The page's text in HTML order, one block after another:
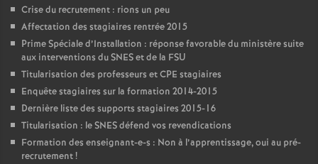
Crise du recrutement : rions un peu
Affectation des stagiaires rentrée 2015
Prime Spéciale d’Installation : réponse favorable du ministère suite
aux interventions duSNESet de la FSU
Titularisation des professeurs etCPE stagiaires
Enquête stagiaires sur la formation 2014-2015
Dernière liste des supports stagiaires 2015-16
Titularisation : leSNESdéfend vos revendications
Formation des enseignant-e-s : Non à l’apprentissage, oui au pré-
recrutement!